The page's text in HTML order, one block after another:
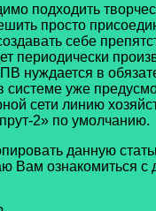
подходить
просто
себе
периодически
нуждается в
уже
сети линию
2» по умолчанию.
данную
Вам ознакомиться с